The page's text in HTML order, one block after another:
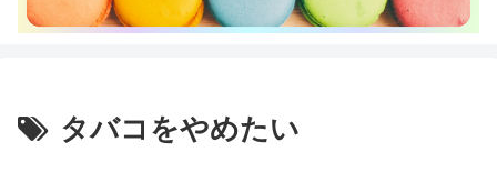
タバコをやめたい